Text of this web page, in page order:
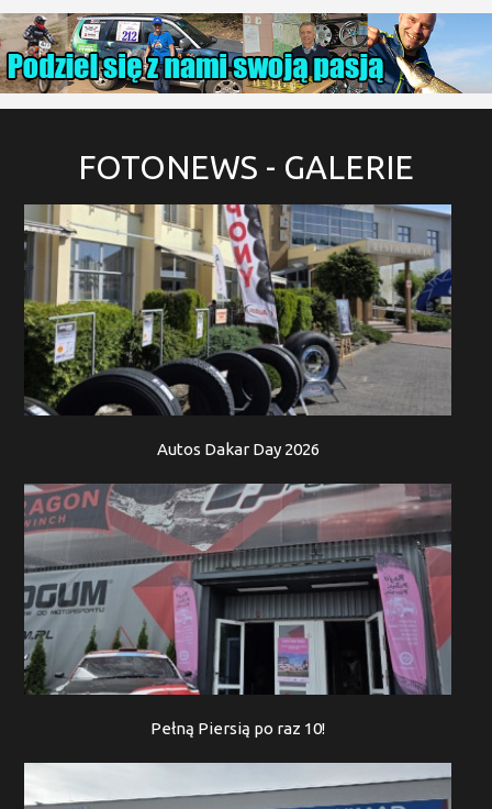
FOTONEWS - GALERIE
Autos Dakar Day 2026
Pełną Piersią po raz 10!